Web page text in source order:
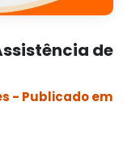
de
- Publicado em